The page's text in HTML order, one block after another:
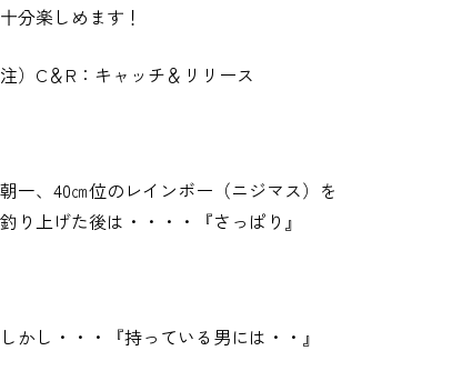
十分楽しめます！
注）C＆R：キャッチ＆リリース
朝一、40㎝位のレインボー（ニジマス）を
釣り上げた後は・・・・『さっぱり』
しかし・・・『持っている男には・・』